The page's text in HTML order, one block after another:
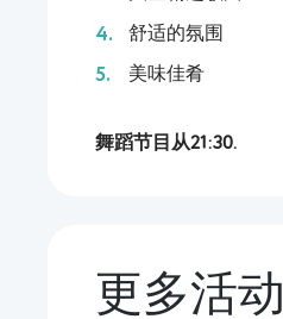
舒适的氛围
美味佳肴
舞蹈节目从21:30.
更多活动